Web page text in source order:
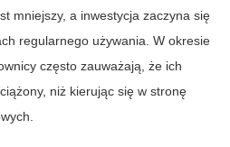
mniejszy, a inwestycja zaczyna się
regularnego używania. W okresie
często zauważają, że ich
niż kierując się w stronę